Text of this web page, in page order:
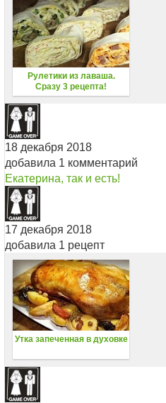
Рулетики из лаваша.
Сразу 3 рецепта!
18 декабря 2018
добавила 1 комментарий
Екатерина, так и есть!
17 декабря 2018
добавила 1 рецепт
Утка запеченная в духовке